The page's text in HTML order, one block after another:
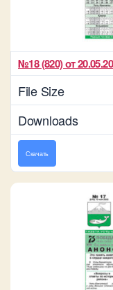
№18 (820) от
File Size
Downloads
Скачать